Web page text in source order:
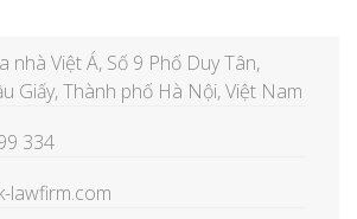
nhà Việt Á, Số 9 Phố Duy Tân,
Giấy, Thành phố Hà Nội, Việt Nam
334
lawfirm.com